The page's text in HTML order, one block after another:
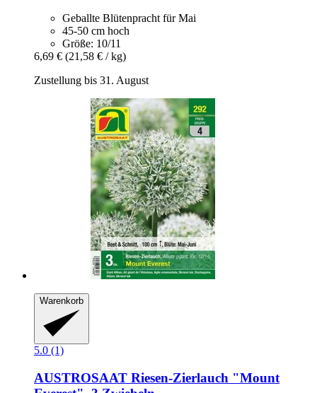
Geballte Blütenpracht für Mai
45-50 cm hoch
Größe: 10/11
6,69 € (21,58 € / kg)
Zustellung bis 31. August
Warenkorb
5.0 (1)
AUSTROSAAT Riesen-​Zierlauch "Mount